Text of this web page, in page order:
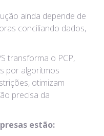
ainda depende de
conciliando dados,
transforma o PCP,
por algoritmos
otimizam
precisa da
estão: